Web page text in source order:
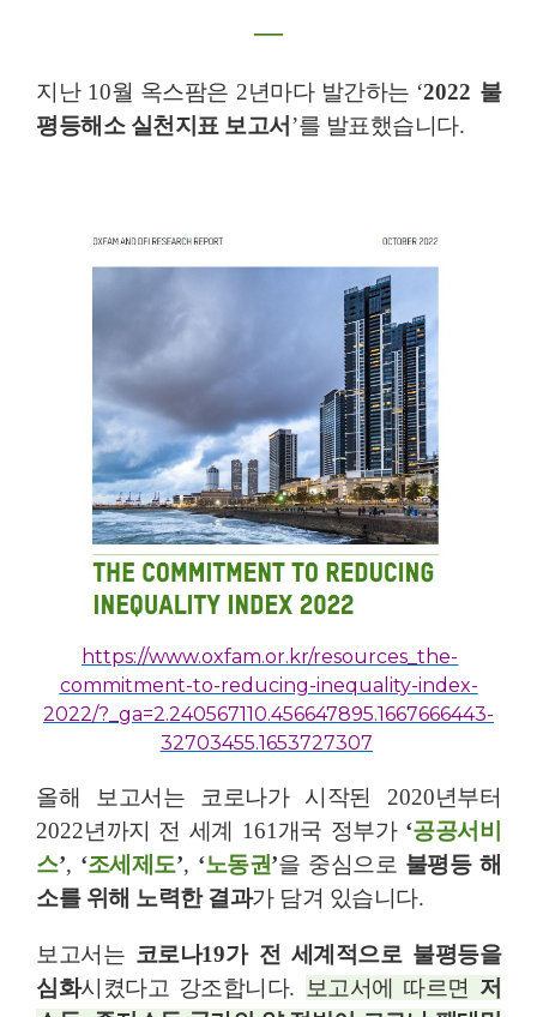
―
지난 10월 옥스팜은 2년마다 발간하는 ‘2022 불
평등해소 실천지표 보고서 ’를 발표했습니다.
https://www.oxfam.or.kr/resources_the-
commitment-to-reducing-inequality-index-
2022/?_ga=2.240567110.456647895.1667666443-
32703455.1653727307
올해 보고서는 코로나가 시작된 2020년부터
2022년까지 전 세계 161개국 정부가 ‘공공서비
스’, ‘조세제도’, ‘노동권’을 중심으로 불평등 해
소를 위해 노력한 결과가 담겨 있습니다.
보고서는 코로나19가 전 세계적으로 불평등을
심화시켰다고 강조합니다. 보고서에 따르면 저